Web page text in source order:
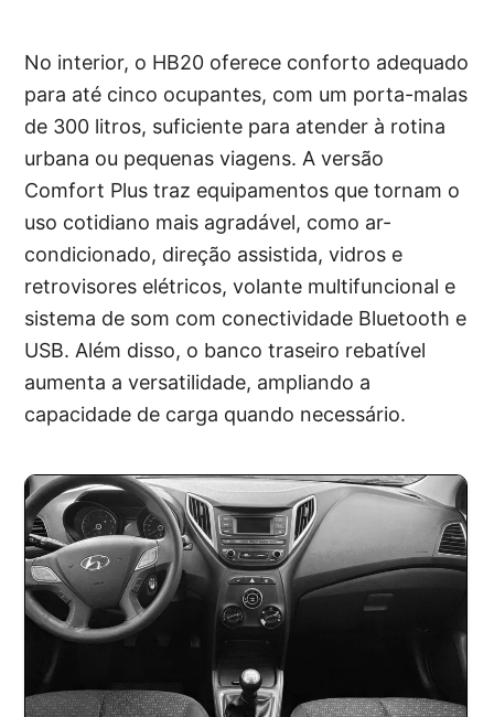
No interior, o HB20 oferece conforto adequado
para até cinco ocupantes, com um porta-malas
de 300 litros, suficiente para atender à rotina
urbana ou pequenas viagens. A versão
Comfort Plus traz equipamentos que tornam o
uso cotidiano mais agradável, como ar-
condicionado, direção assistida, vidros e
retrovisores elétricos, volante multifuncional e
sistema de som com conectividade Bluetooth e
USB. Além disso, o banco traseiro rebatível
aumenta a versatilidade, ampliando a
capacidade de carga quando necessário.